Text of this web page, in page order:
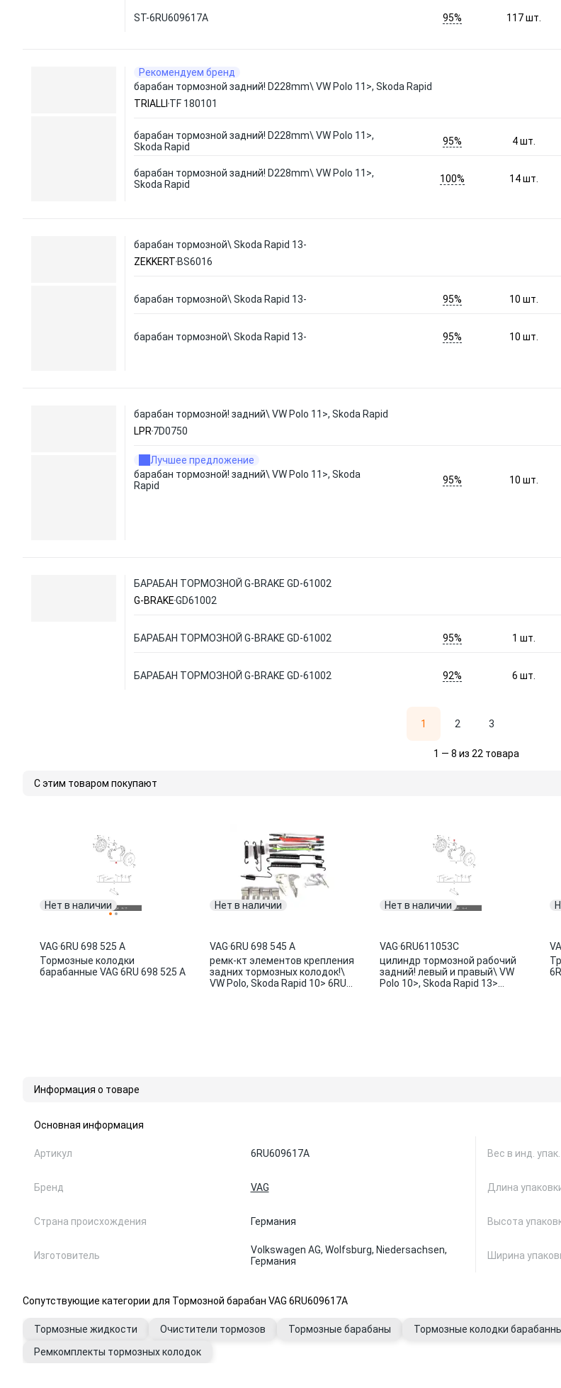
ST-6RU609617A 95% 117шт.
Рекомендуем бренд
барабан тормозной задний! D228mm\ VW Polo 11>, Skoda Rapid
TRIALLI TF 180101
барабан тормозной задний! D228mm\ VW Polo 11>,
Skoda Rapid
95% 4шт.
барабан тормозной задний! D228mm\ VW Polo 11>,
Skoda Rapid
100% 14шт.
барабан тормозной\ Skoda Rapid 13-
ZEKKERT BS6016
барабан тормозной\ Skoda Rapid 13- 95% 10шт.
барабан тормозной\ Skoda Rapid 13- 95% 10шт.
барабан тормозной! задний\ VW Polo 11>, Skoda Rapid
LPR 7D0750
Лучшее предложение
барабан тормозной! задний\ VW Polo 11>, Skoda
Rapid
95% 10шт.
БАРАБАН ТОРМОЗНОЙ G-BRAKE GD-61002
G-BRAKEGD61002
БАРАБАН ТОРМОЗНОЙ G-BRAKE GD-61002 95% 1шт.
БАРАБАН ТОРМОЗНОЙ G-BRAKE GD-61002 92% 6шт.
1 2 3
1 — 8 из 22 товара
С этим товаром покупают
Нет в наличии
VAG·6RU 698 525 A
Тормозные колодки
барабанные VAG 6RU 698 525 A
Нет в наличии
VAG·6RU 698 545 A
ремк-кт элементов крепления
задних тормозных колодок!\
VW Polo, Skoda Rapid 10> 6RU
Нет в наличии
VAG·6RU611053C
цилиндр тормозной рабочий
задний! левый и правый\ VW
Polo 10>, Skoda Rapid 13>
Информация о товаре
Основная информация
Артикул 6RU609617A
Бренд VAG
Страна происхождения Германия
Изготовитель
Volkswagen AG, Wolfsburg, Niedersachsen,
Германия
Вес в инд. упак.
Длина
Высота
Ширина
Сопутствующие категории для Тормозной барабан VAG 6RU609617A
Тормозные жидкости Очистители тормозов Тормозные барабаны Тормозные колодки
Ремкомплекты тормозных колодок